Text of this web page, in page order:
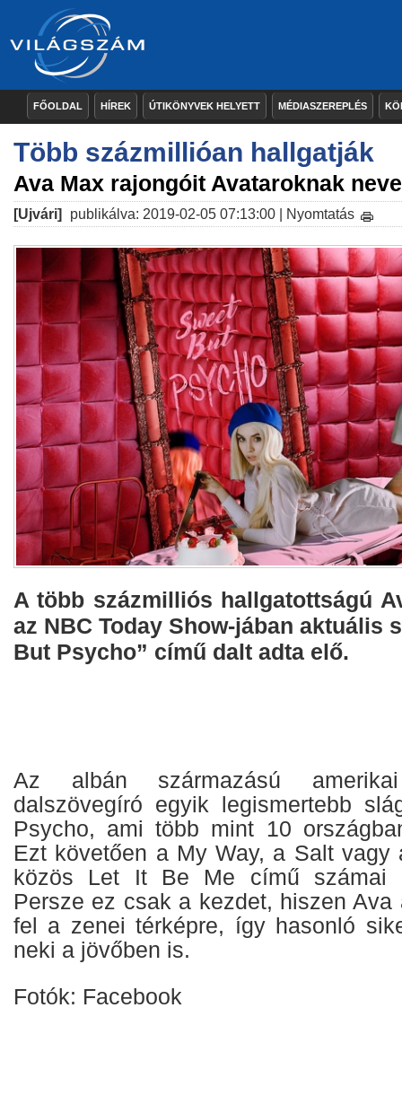
FŐOLDAL HÍREK ÚTIKÖNYVEK HELYETT MÉDIASZEREPLÉS
Több százmillióan hallgatják
Ava Max rajongóit Avataroknak
[Ujvári] publikálva: 2019-02-05 07:13:00 | Nyomtatás
A több százmilliós hallgatottságú
az NBC Today Show-jában aktuális
But Psycho” című dalt adta elő.
Az albán származású
dalszövegíró egyik legismertebb
Psycho, ami több mint 10
Ezt követően a My Way, a Salt vagy
közös Let It Be Me című számai
Persze ez csak a kezdet, hiszen
fel a zenei térképre, így hasonló
neki a jövőben is.
Fotók: Facebook